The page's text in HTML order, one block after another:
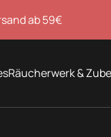
ab 59€
Räucherwerk &